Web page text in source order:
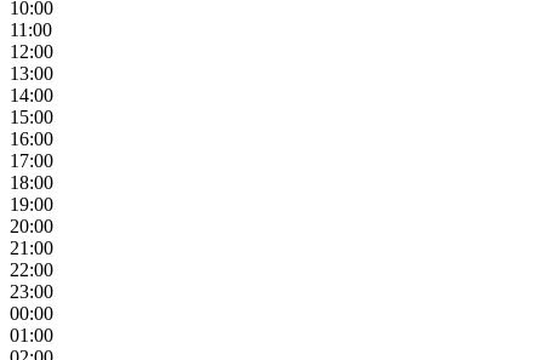
10:00
11:00
12:00
13:00
14:00
15:00
16:00
17:00
18:00
19:00
20:00
21:00
22:00
23:00
00:00
01:00